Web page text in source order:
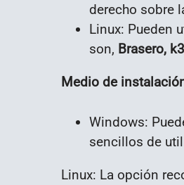
derecho sobre
Linux: Pueden
son, Brasero,
Medio de
Windows:
sencillos de
Linux: La opción